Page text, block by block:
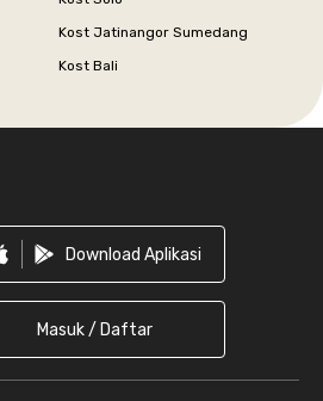
Kost Jatinangor Sumedang
Kost Bali
Download Aplikasi
Masuk / Daftar